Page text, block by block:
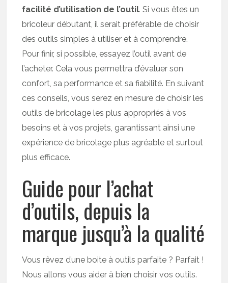
facilité d’utilisation de l’outil. Si vous êtes un
bricoleur débutant, il serait préférable de choisir
des outils simples à utiliser et à comprendre.
Pour finir, si possible, essayez l’outil avant de
l’acheter. Cela vous permettra d’évaluer son
confort, sa performance et sa fiabilité. En suivant
ces conseils, vous serez en mesure de choisir les
outils de bricolage les plus appropriés à vos
besoins et à vos projets, garantissant ainsi une
expérience de bricolage plus agréable et surtout
plus efficace.
Guide pour l’achat
d’outils, depuis la
marque jusqu’à la qualité
Vous rêvez d’une boite à outils parfaite ? Parfait !
Nous allons vous aider à bien choisir vos outils.